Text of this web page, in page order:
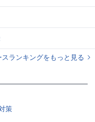
ランキングをもっと見る
策